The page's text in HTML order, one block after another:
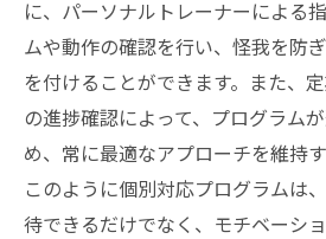
専門家のアドバイスを活
継続するための習慣作り
効率的に時間を使う方法
自宅でできるストレッチ
食事とストレッチの関係
ジムストレッチで健康的な
に、パーソナルトレーナーによる
ムや動作の確認を行い、怪我を防
を付けることができます。また、
の進捗確認によって、プログラム
め、常に最適なアプローチを維持
このように個別対応プログラムは
待できるだけでなく、モチベーシ